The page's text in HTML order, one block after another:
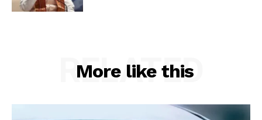
More like this
RELATED